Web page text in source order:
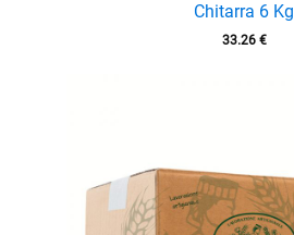
Chitarra 6 Kg
33.26 €